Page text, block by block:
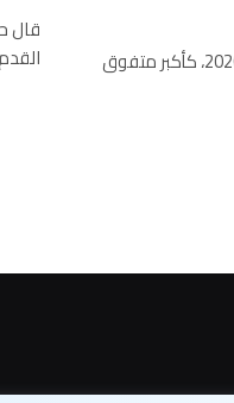
ليس من المستغرب أن يتم اختيار الرأس الأخضر، المرشح المفضل لكأس العالم 2026، كأكبر متفوق
قال